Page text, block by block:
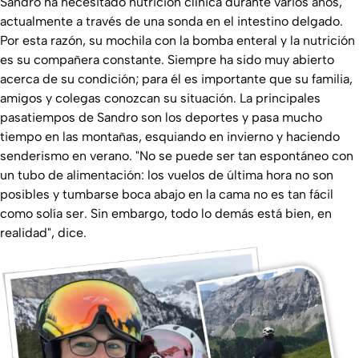
actualmente a través de una sonda en el intestino delgado.
Por esta razón, su mochila con la bomba enteral y la nutrición
es su compañera constante. Siempre ha sido muy abierto
acerca de su condición; para él es importante que su familia,
amigos y colegas conozcan su situación. La principales
pasatiempos de Sandro son los deportes y pasa mucho
tiempo en las montañas, esquiando en invierno y haciendo
senderismo en verano. "No se puede ser tan espontáneo con
un tubo de alimentación: los vuelos de última hora no son
posibles y tumbarse boca abajo en la cama no es tan fácil
como solía ser. Sin embargo, todo lo demás está bien, en
realidad", dice.